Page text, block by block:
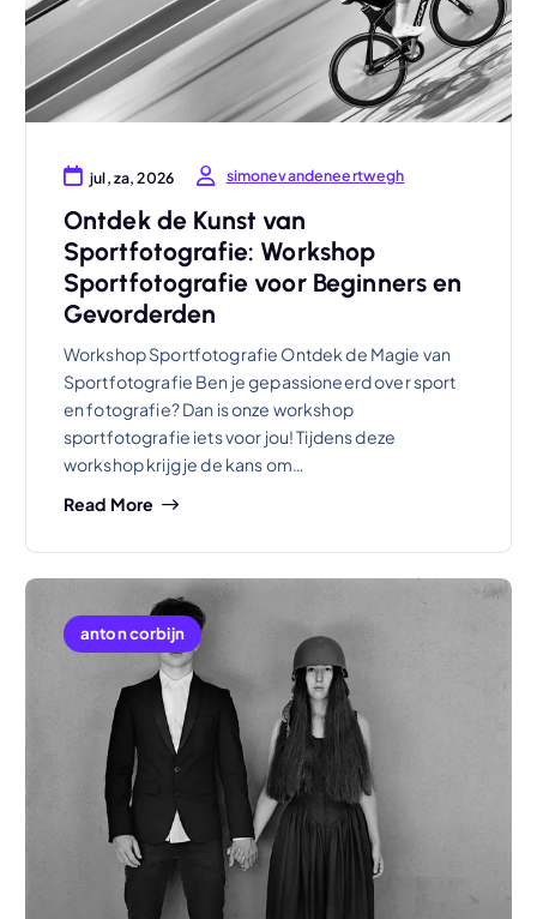
jul, za, 2026 simonevandeneertwegh
Ontdek de Kunst van
Sportfotografie: Workshop
Sportfotografie voor Beginners en
Gevorderden
Workshop Sportfotografie Ontdek de Magie van
Sportfotografie Ben je gepassioneerd over sport
en fotografie? Dan is onze workshop
sportfotografie iets voor jou! Tijdens deze
workshop krijg je de kans om…
Read More
anton corbijn